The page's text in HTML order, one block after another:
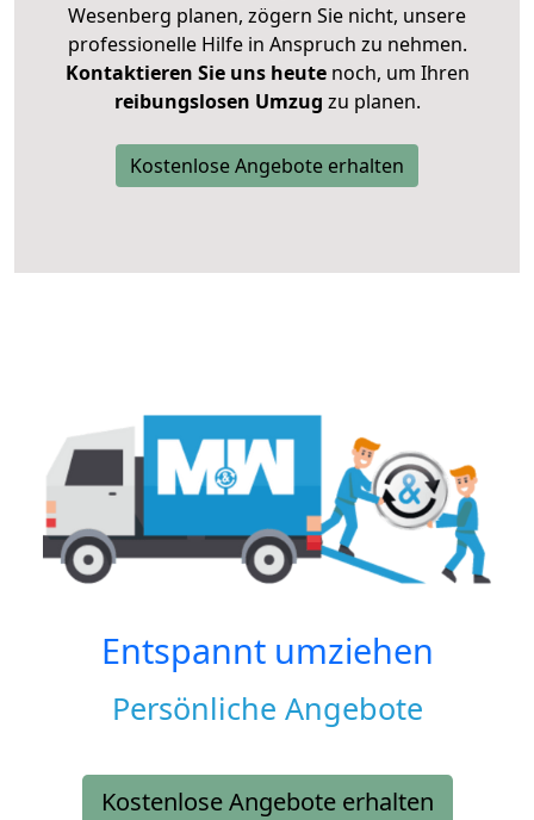
Wesenberg planen, zögern Sie nicht, unsere
professionelle Hilfe in Anspruch zu nehmen.
Kontaktieren Sie uns heutenoch, um Ihren
reibungslosen Umzug zu planen.
Kostenlose Angebote erhalten
Entspannt umziehen
Persönliche Angebote
Kostenlose Angebote erhalten